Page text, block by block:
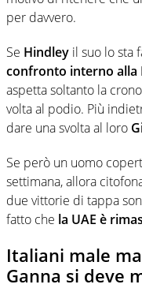
per davvero.
Se Hindley il suo lo sta
confronto interno alla
aspetta soltanto la
volta al podio. Più
dare una svolta al loro
Se però un uomo
settimana, allora
due vittorie di tappa
fatto che la UAE è
Italiani male
Ganna si deve